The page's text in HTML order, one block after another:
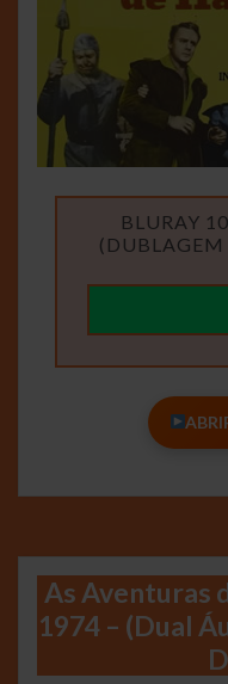
BLURAY
(DUBLAGEM
As Aventuras
1974 – (Dual